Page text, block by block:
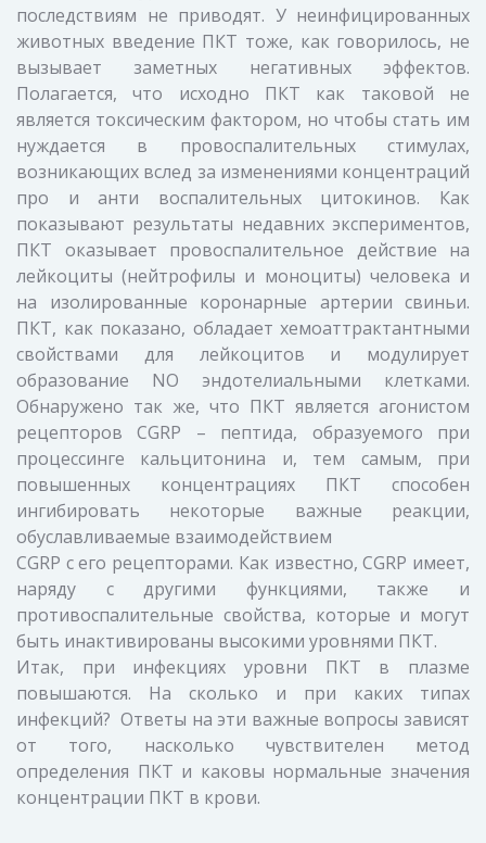
последствиям не приводят. У неинфицированных
животных введение ПКТ тоже, как говорилось, не
вызывает заметных негативных эффектов.
Полагается, что исходно ПКТ как таковой не
является токсическим фактором, но чтобы стать им
нуждается в провоспалительных стимулах,
возникающих вслед за изменениями концентраций
про и анти воспалительных цитокинов. Как
показывают результаты недавних экспериментов,
ПКТ оказывает провоспалительное действие на
лейкоциты (нейтрофилы и моноциты) человека и
на изолированные коронарные артерии свиньи.
ПКТ, как показано, обладает хемоаттрактантными
свойствами для лейкоцитов и модулирует
образование NO эндотелиальными клетками.
Обнаружено так же, что ПКТ является агонистом
рецепторов CGRP – пептида, образуемого при
процессинге кальцитонина и, тем самым, при
повышенных концентрациях ПКТ способен
ингибировать некоторые важные реакции,
обуславливаемые взаимодействием
CGRP c его рецепторами. Как известно, CGRP имеет,
наряду с другими функциями, также и
противоспалительные свойства, которые и могут
быть инактивированы высокими уровнями ПКТ.
Итак, при инфекциях уровни ПКТ в плазме
повышаются. На сколько и при каких типах
инфекций? Ответы на эти важные вопросы зависят
от того, насколько чувствителен метод
определения ПКТ и каковы нормальные значения
концентрации ПКТ в крови.